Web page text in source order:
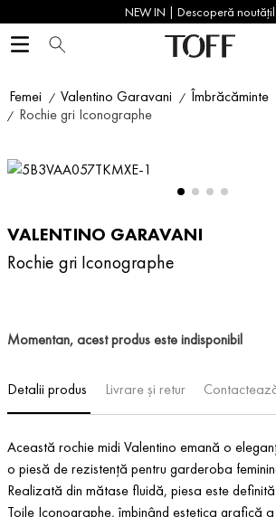
NEW IN | Descoperă
Femei Valentino Garavani Îmbrăcăminte
Rochie gri Iconographe
VALENTINO GARAVANI
Rochie gri Iconographe
Momentan, acest produs este indisponibil
Detalii produs Livrare și retur
Această rochie midi Valentino emană o
o piesă de rezistență pentru garderoba
Realizată din mătase fluidă, piesa este
Toile Iconographe, îmbinând estetica grafică